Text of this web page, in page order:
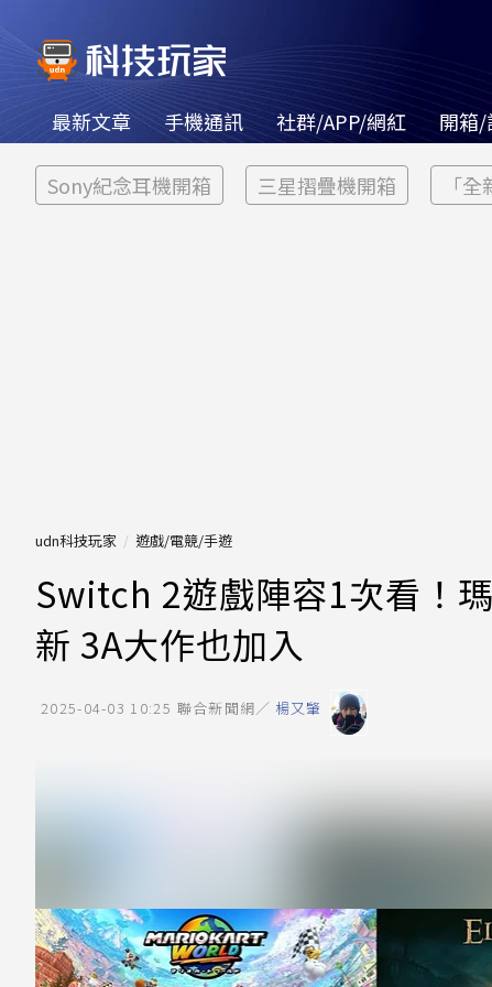
最新文章 手機通訊 社群/APP/網紅 開箱/
Sony紀念耳機開箱 三星摺疊機開箱 「
udn科技玩家 遊戲/電競/手遊
Switch 2遊戲陣容1次看！
新 3A大作也加入
2025-04-03 10:25 聯合新聞網／ 楊又肇